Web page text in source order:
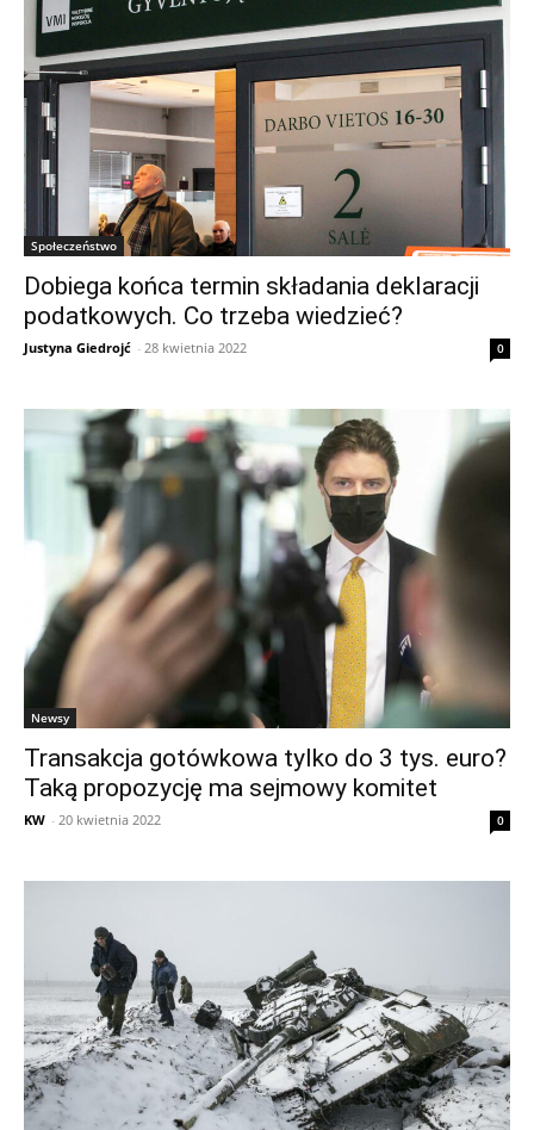
Społeczeństwo
Dobiega końca termin składania deklaracji
podatkowych. Co trzeba wiedzieć?
Justyna Giedrojć - 28 kwietnia 2022 0
Newsy
Transakcja gotówkowa tylko do 3 tys. euro?
Taką propozycję ma sejmowy komitet
KW - 20 kwietnia 2022 0